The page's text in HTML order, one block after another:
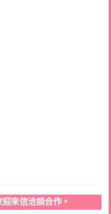
來信洽談合作。